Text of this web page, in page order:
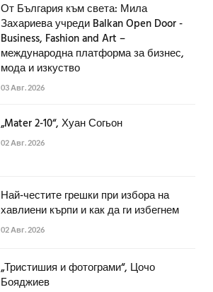
От България към света: Мила
Захариева учреди Balkan Open Door -
Business, Fashion and Art –
международна платформа за бизнес,
мода и изкуство
03 Авг. 2026
„Mater 2-10“, Хуан Согьон
02 Авг. 2026
Най-честите грешки при избора на
хавлиени кърпи и как да ги избегнем
02 Авг. 2026
„Тристишия и фотограми“, Цочо
Бояджиев